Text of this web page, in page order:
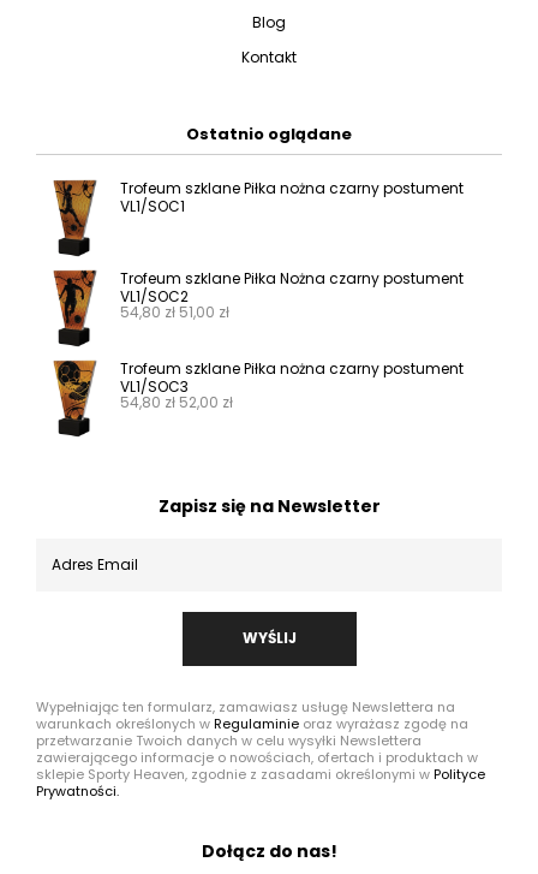
Blog
Kontakt
Ostatnio oglądane
Trofeum szklane Piłka nożna czarny postument
VL1/SOC1
Trofeum szklane Piłka Nożna czarny postument
VL1/SOC2
54,80 zł 51,00 zł
Trofeum szklane Piłka nożna czarny postument
VL1/SOC3
54,80 zł 52,00 zł
Zapisz się na Newsletter
WYŚLIJ
Wypełniając ten formularz, zamawiasz usługę Newslettera na
warunkach określonych wRegulaminie oraz wyrażasz zgodę na
przetwarzanie Twoich danych w celu wysyłki Newslettera
zawierającego informacje o nowościach, ofertach i produktach w
sklepie Sporty Heaven, zgodnie z zasadami określonymi wPolityce
Prywatności.
Dołącz do nas!